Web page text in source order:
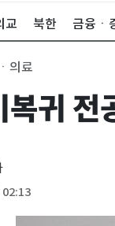
교 북한 금융ㆍ
의료
복귀 전
02:13